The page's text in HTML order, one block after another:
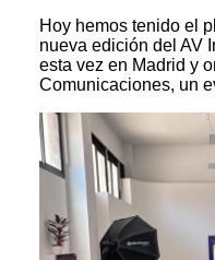
Hoy hemos tenido el
nueva edición del AV
esta vez en Madrid y
Comunicaciones, un